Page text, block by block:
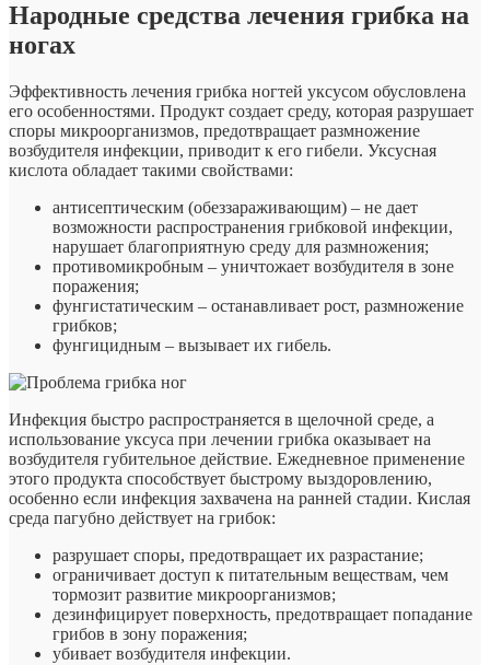
Народные средства лечения грибка на
ногах
Эффективность лечения грибка ногтей уксусом обусловлена
его особенностями. Продукт создает среду, которая разрушает
споры микроорганизмов, предотвращает размножение
возбудителя инфекции, приводит к его гибели. Уксусная
кислота обладает такими свойствами:
антисептическим (обеззараживающим) – не дает
возможности распространения грибковой инфекции,
нарушает благоприятную среду для размножения;
противомикробным – уничтожает возбудителя в зоне
поражения;
фунгистатическим – останавливает рост, размножение
грибков;
фунгицидным – вызывает их гибель.
Инфекция быстро распространяется в щелочной среде, а
использование уксуса при лечении грибка оказывает на
возбудителя губительное действие. Ежедневное применение
этого продукта способствует быстрому выздоровлению,
особенно если инфекция захвачена на ранней стадии. Кислая
среда пагубно действует на грибок:
разрушает споры, предотвращает их разрастание;
ограничивает доступ к питательным веществам, чем
тормозит развитие микроорганизмов;
дезинфицирует поверхность, предотвращает попадание
грибов в зону поражения;
убивает возбудителя инфекции.